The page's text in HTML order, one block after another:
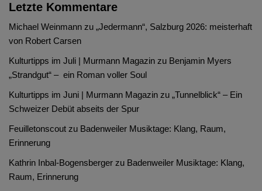
Letzte Kommentare
Michael Weinmann zu „Jedermann“, Salzburg 2026: meisterhaft
von Robert Carsen
Kulturtipps im Juli | Murmann Magazin zu Benjamin Myers
„Strandgut“ – ein Roman voller Soul
Kulturtipps im Juni | Murmann Magazin zu „Tunnelblick“ – Ein
Schweizer Debüt abseits der Spur
Feuilletonscout zu Badenweiler Musiktage: Klang, Raum,
Erinnerung
Kathrin Inbal-Bogensberger zu Badenweiler Musiktage: Klang,
Raum, Erinnerung